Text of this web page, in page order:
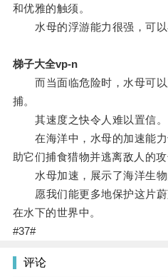
和优雅的触须。
水母的浮游能力很强，可以
梯子大全vp-n
而当面临危险时，水母可以
捕。
其速度之快令人难以置信。
在海洋中，水母的加速能力
助它们捕食猎物并逃离敌人的攻
水母加速，展示了海洋生物
愿我们能更多地保护这片蔚
在水下的世界中。
#37#
评论